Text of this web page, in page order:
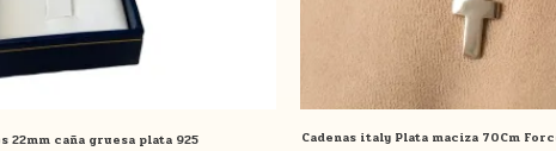
22mm caña gruesa plata 925
Cadenas italy Plata maciza 70Cm